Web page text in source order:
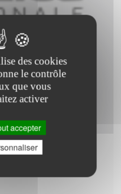
DE MEAUX
des cookies
le contrôle
que vous
activer
accepter